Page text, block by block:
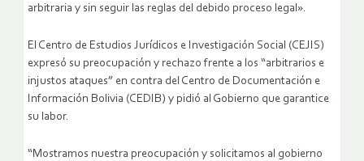
arbitraria y sin seguir las reglas del debido proceso legal».
El Centro de Estudios Jurídicos e Investigación Social (CEJIS)
expresó su preocupación y rechazo frente a los “arbitrarios e
injustos ataques” en contra del Centro de Documentación e
Información Bolivia (CEDIB) y pidió al Gobierno que garantice
su labor.
“Mostramos nuestra preocupación y solicitamos al gobierno